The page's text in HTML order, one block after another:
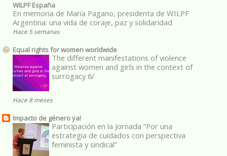
WILPF España
En memoria de María Pagano, presidenta de WILPF
Argentina: una vida de coraje, paz y solidaridad
Hace 5 semanas
Equal rights for women worldwide
The different manifestations of violence
against women and girls in the context of
surrogacy 6/
Hace 8 meses
Impacto de género ya!
Participación en la Jornada “Por una
estrategia de cuidados con perspectiva
feminista y sindical”